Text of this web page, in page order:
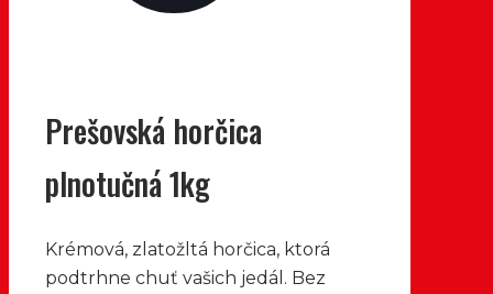
Prešovská horčica
plnotučná 1kg
Krémová, zlatožltá horčica, ktorá
podtrhne chuť vašich jedál. Bez